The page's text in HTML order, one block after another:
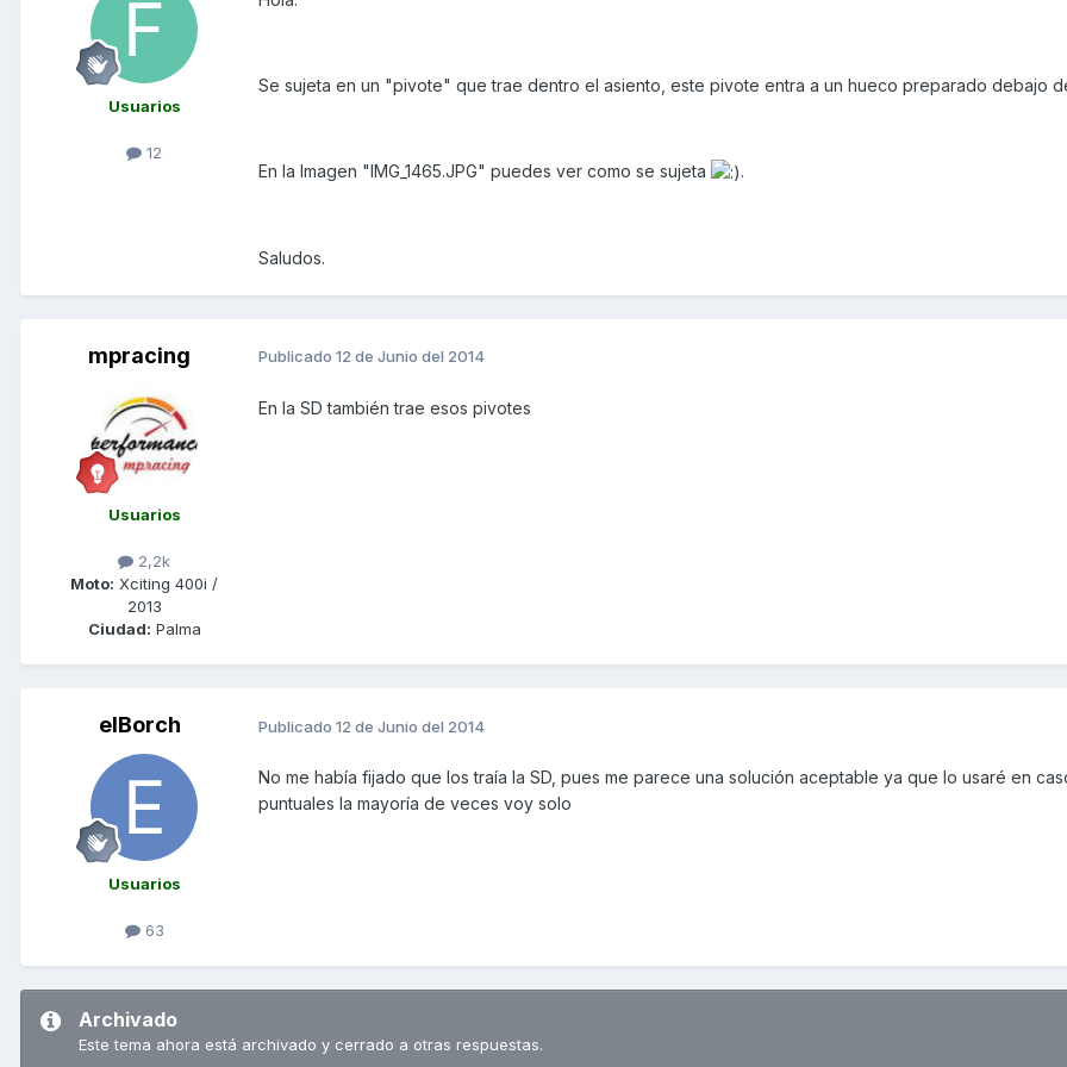
Usuarios
12
Se sujeta en un "pivote" que trae dentro el asiento, este pivote entra a un hueco preparado debajo
En la Imagen "IMG_1465.JPG" puedes ver como se sujeta .
Saludos.
mpracing
Usuarios
2,2k
Moto: Xciting 400i /
2013
Ciudad: Palma
Publicado 12 de Junio del 2014
En la SD también trae esos pivotes
elBorch
Usuarios
63
Publicado 12 de Junio del 2014
No me había fijado que los traía la SD, pues me parece una solución aceptable ya que lo usaré en
puntuales la mayoría de veces voy solo
Archivado
Este tema ahora está archivado y cerrado a otras respuestas.